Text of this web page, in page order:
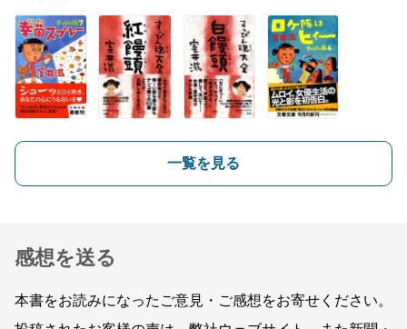
一覧を見る
感想を送る
本書をお読みになったご意見・ご感想をお寄せください。